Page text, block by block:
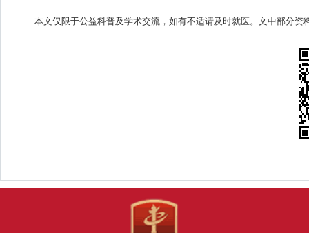
本文仅限于公益科普及学术交流，如有不适请及时就医。文中部分资